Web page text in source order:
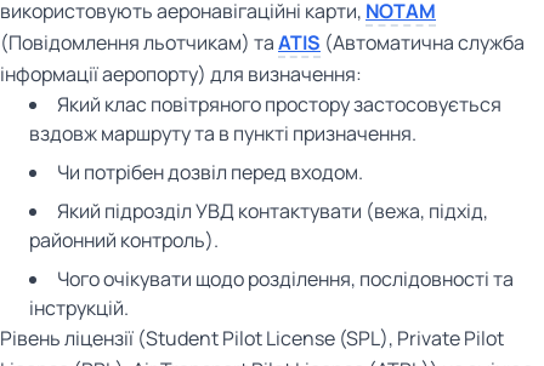
використовують аеронавігаційні карти, NOTAM
(Повідомлення льотчикам) таATIS (Автоматична служба
інформації аеропорту) для визначення:
Який клас повітряного простору застосовується
вздовж маршруту та в пункті призначення.
Чи потрібен дозвіл перед входом.
Який підрозділ УВД контактувати (вежа, підхід,
районний контроль).
Чого очікувати щодо розділення, послідовності та
інструкцій.
Рівень ліцензії (Student Pilot License (SPL), Private Pilot